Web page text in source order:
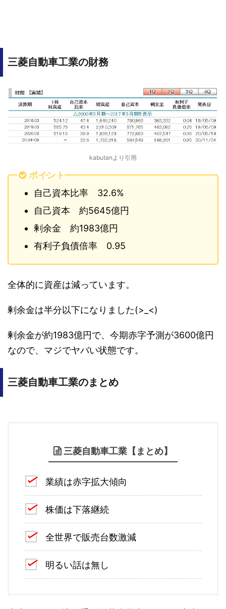
三菱自動車工業の財務
kabutanより引用
ポイント
自己資本比率 32.6%
自己資本 約5645億円
剰余金 約1983億円
有利子負債倍率 0.95
全体的に資産は減っています。
剰余金は半分以下になりました(>_<)
剰余金が約1983億円で、今期赤字予測が3600億円
なので、マジでヤバい状態です。
三菱自動車工業のまとめ
三菱自動車工業【まとめ】
業績は赤字拡大傾向
株価は下落継続
全世界で販売台数激減
明るい話は無し